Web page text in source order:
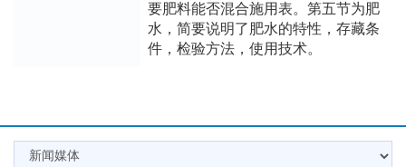
要肥料能否混合施用表。第五节为肥
水，简要说明了肥水的特性，存藏条
件，检验方法，使用技术。